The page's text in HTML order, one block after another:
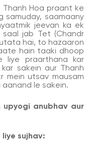
Thanh Hoa praant ke
samuday, saamaany
jeevan ka ek
jab Tet (Chandr
hai, to hazaaron
hain taaki dhoop
liye praarthana kar
sakein aur Thanh
mein utsav mausam
le sakein.
upyogi anubhav aur
sujhav: